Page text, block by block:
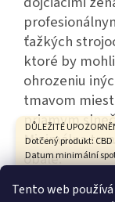
Tento web
DŮLEŽITÉ
Dotčený produkt: CBD
Datum minimální
HEALTH CARE s.r.o.,
potravinářská
vypracovaného
ťažkých
ktoré by
ohrozeniu
tmavom
priamym
Minimálna
obale.